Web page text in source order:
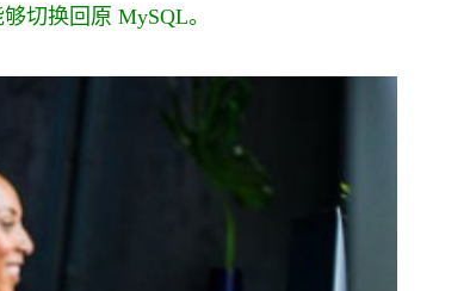
切换回原 MySQL。